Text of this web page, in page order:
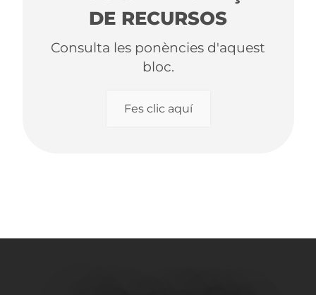
DE RECURSOS
Consulta les ponències d'aquest
bloc.
Fes clic aquí